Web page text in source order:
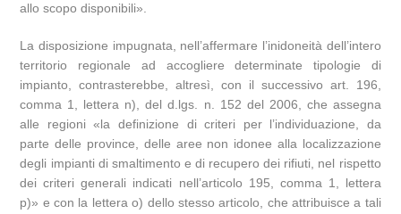
allo scopo disponibili».
La disposizione impugnata, nell’affermare l’inidoneità dell’intero
territorio regionale ad accogliere determinate tipologie di
impianto, contrasterebbe, altresì, con il successivo art. 196,
comma 1, lettera n), del d.lgs. n. 152 del 2006, che assegna
alle regioni «la definizione di criteri per l’individuazione, da
parte delle province, delle aree non idonee alla localizzazione
degli impianti di smaltimento e di recupero dei rifiuti, nel rispetto
dei criteri generali indicati nell’articolo 195, comma 1, lettera
p)» e con la lettera o) dello stesso articolo, che attribuisce a tali